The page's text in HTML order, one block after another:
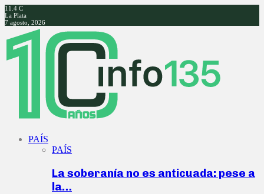
11.4 C
La Plata
7 agosto, 2026
Facebook
Twitter
Instagram
Youtube
PAÍS
PAÍS
La soberanía no es anticuada: pese a
la…